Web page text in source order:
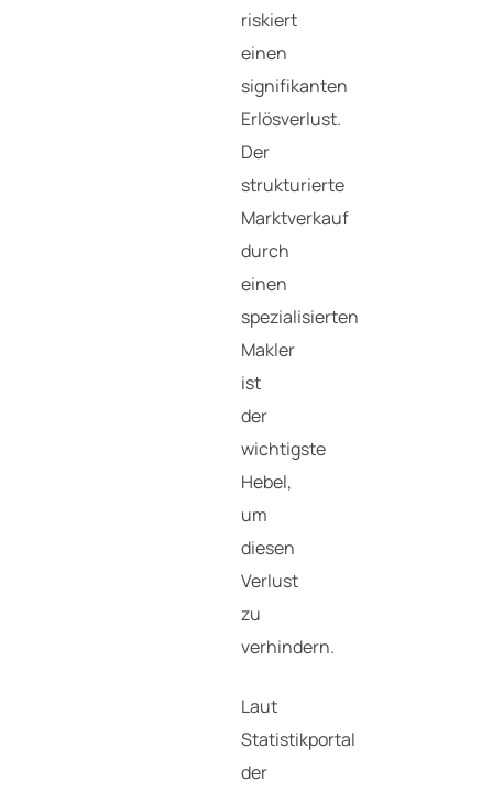
riskiert
einen
signifikanten
Erlösverlust.
Der
strukturierte
Marktverkauf
durch
einen
spezialisierten
Makler
ist
der
wichtigste
Hebel,
um
diesen
Verlust
zu
verhindern.
Laut
Statistikportal
der